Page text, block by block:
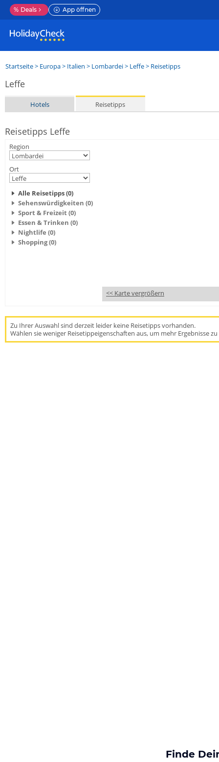
% Deals App öffnen
Startseite> Europa> Italien > Lombardei> Leffe> Reisetipps
Leffe
Hotels Reisetipps
Reisetipps Leffe
Region
Ort
Alle Reisetipps (0)
Sehenswürdigkeiten (0)
Sport & Freizeit (0)
Essen & Trinken (0)
Nightlife (0)
Shopping (0)
<< Karte vergrößern
Zu Ihrer Auswahl sind derzeit leider keine Reisetipps vorhanden.
Wählen sie weniger Reisetippeigenschaften aus, um mehr Ergebnisse
Finde